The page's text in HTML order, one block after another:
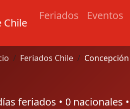
Chile
Feriados Eventos
Feriados Chile Concepción
feriados • 0 nacionales